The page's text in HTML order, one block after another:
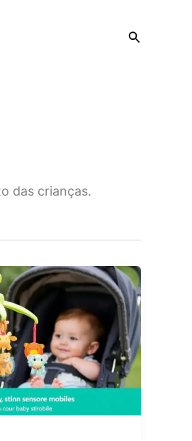
Pesquisar
das crianças.